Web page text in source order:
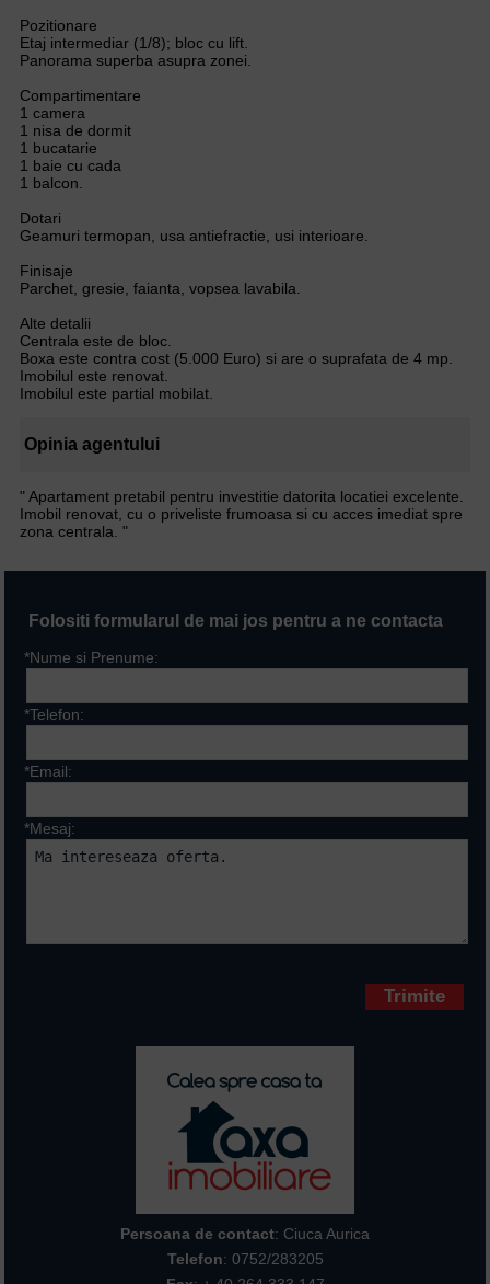
Pozitionare
Etaj intermediar (1/8); bloc cu lift.
Panorama superba asupra zonei.
Compartimentare
1 camera
1 nisa de dormit
1 bucatarie
1 baie cu cada
1 balcon.
Dotari
Geamuri termopan, usa antiefractie, usi interioare.
Finisaje
Parchet, gresie, faianta, vopsea lavabila.
Alte detalii
Centrala este de bloc.
Boxa este contra cost (5.000 Euro) si are o suprafata de 4 mp.
Imobilul este renovat.
Imobilul este partial mobilat.
Opinia agentului
" Apartament pretabil pentru investitie datorita locatiei excelente.
Imobil renovat, cu o priveliste frumoasa si cu acces imediat spre
zona centrala. "
Folositi formularul de mai jos pentru a ne contacta
*Nume si Prenume:
*Telefon:
*Email:
*Mesaj:
Persoana de contact: Ciuca Aurica
Telefon: 0752/283205